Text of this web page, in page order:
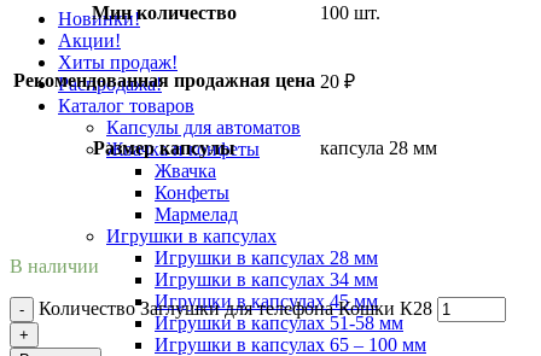
Новинки!
Акции!
Хиты продаж!
Распродажа!
Каталог товаров
Капсулы для автоматов
Жвачка и конфеты
Жвачка
Конфеты
Мармелад
Игрушки в капсулах
Игрушки в капсулах 28 мм
Игрушки в капсулах 34 мм
Игрушки в капсулах 45 мм
Игрушки в капсулах 51-58 мм
Игрушки в капсулах 65 – 100 мм
Мин количество 100 шт.
Рекомендованная продажная цена 20 ₽
Размер капсулы капсула 28 мм
В наличии
Количество Заглушки для телефона Кошки К28